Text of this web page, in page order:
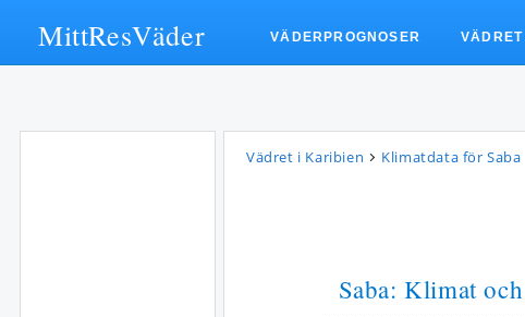
Vädret i Karibien Klimatdata för Saba
Saba: Klimat
MittResVäder VÄDERPROGNOSER